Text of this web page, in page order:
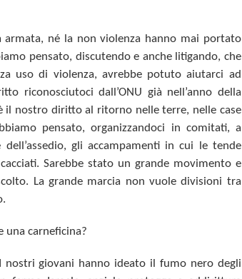
né la non violenza hanno mai portato
pensato, discutendo e anche litigando, che
uso di violenza, avrebbe potuto aiutarci ad
riconosciutoci dall’ONU già nell’anno della
il nostro diritto al ritorno nelle terre, nelle case
pensato, organizzandoci in comitati, a
gli accampamenti in cui le tende
Sarebbe stato un grande movimento e
. La grande marcia non vuole divisioni tra
una carneficina?
nostri giovani hanno ideato il fumo nero degli